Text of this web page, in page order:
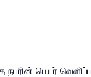
பெயர்